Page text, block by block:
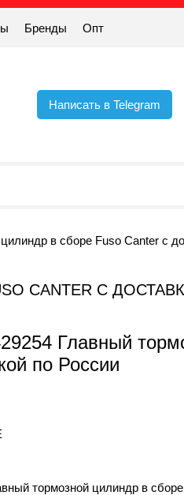
Бренды Опт
Написать в Telegram
в сборе Fuso Canter с
CANTER С
Главный
по России
тормозной цилиндр в